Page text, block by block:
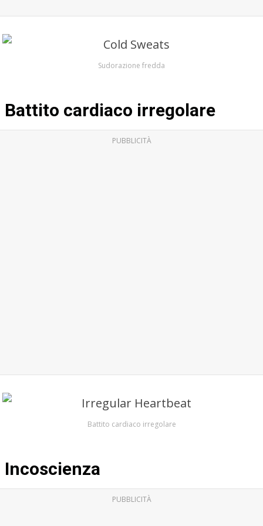
Sudorazione fredda
Battito cardiaco irregolare
PUBBLICITÀ
Battito cardiaco irregolare
Incoscienza
PUBBLICITÀ